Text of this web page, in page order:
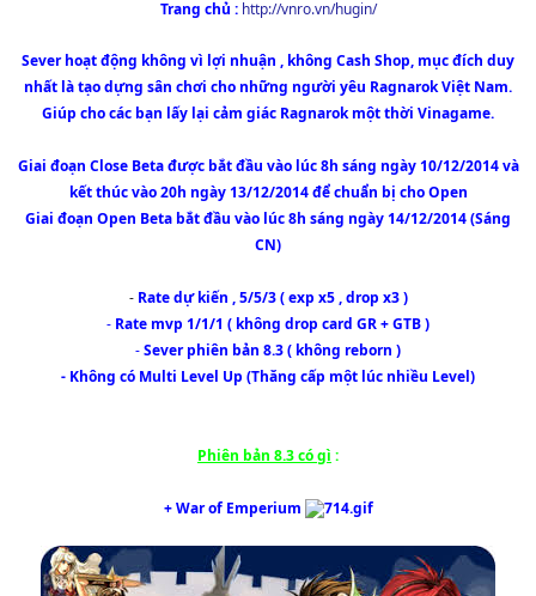
Trang chủ : http://vnro.vn/hugin/
Sever hoạt động không vì lợi nhuận , không Cash Shop, mục đích duy
nhất là tạo dựng sân chơi cho những người yêu Ragnarok Việt Nam.
Giúp cho các bạn lấy lại cảm giác Ragnarok một thời Vinagame.
Giai đoạn Close Beta được bắt đầu vào lúc 8h sáng ngày 10/12/2014 và
kết thúc vào 20h ngày 13/12/2014 để chuẩn bị cho Open
Giai đoạn Open Beta bắt đầu vào lúc 8h sáng ngày 14/12/2014 (Sáng
CN)
- Rate dự kiến , 5/5/3 ( exp x5 , drop x3 )
- Rate mvp 1/1/1 ( không drop card GR + GTB )
-Sever phiên bản 8.3 ( không reborn )
- Không có Multi Level Up (Thăng cấp một lúc nhiều Level)
Phiên bản 8.3 có gì :
+ War of Emperium